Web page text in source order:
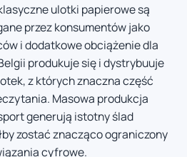
ulotki papierowe są
przez konsumentów jako
i dodatkowe obciążenie dla
produkuje się i dystrybuuje
z których znaczna część
Masowa produkcja
generują istotny ślad
zostać znacząco ograniczony
cyfrowe.